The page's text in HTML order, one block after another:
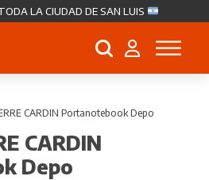
LA CIUDAD DE SAN LUIS
Búsqueda
CARDIN Portanotebook Depo
CARDIN
Depo